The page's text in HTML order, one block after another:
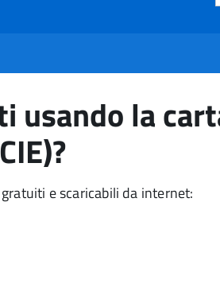
usando la
e scaricabili da internet: